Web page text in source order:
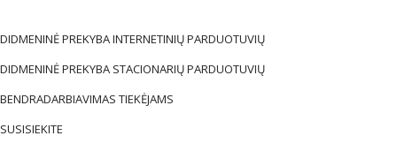
DIDMENINĖ PREKYBA INTERNETINIŲ PARDUOTUVIŲ
DIDMENINĖ PREKYBA STACIONARIŲ PARDUOTUVIŲ
BENDRADARBIAVIMAS TIEKĖJAMS
SUSISIEKITE